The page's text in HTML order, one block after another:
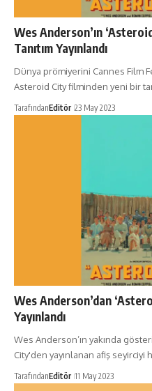
Wes Anderson’ın
Tanıtım Yayınlandı
Dünya prömiyerini Cannes Film
Asteroid City filminden yeni bir
TarafındanEditör 23 May 2023
Wes Anderson’dan
Yayınlandı
Wes Anderson’ın yakında
City'den yayınlanan afiş seyirciyi
TarafındanEditör 11 May 2023